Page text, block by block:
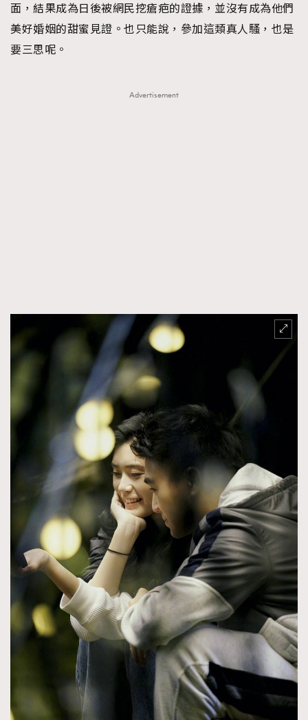
AFrenchMind
DressLikeAParisienne
EmpowerF
面，結果成為日後被網民挖瘡疤的證據，並沒有成為他們
美好婚姻的甜蜜見證。也只能說，參加這類真人騷，也是
要三思呢。
Advertisement